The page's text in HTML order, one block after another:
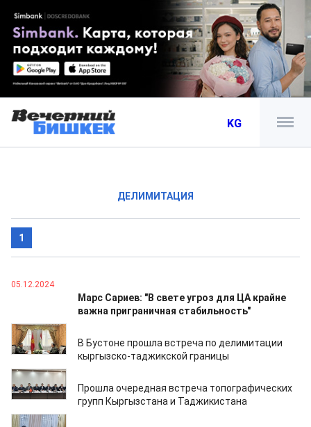
KG
ДЕЛИМИТАЦИЯ
1
05.12.2024
Марс Сариев: "В свете угроз для ЦА крайне
важна приграничная стабильность"
25.11.2024
В Бустоне прошла встреча по делимитации
кыргызско-таджикской границы
17.09.2024
Прошла очередная встреча топографических
групп Кыргызстана и Таджикистана
23.12.2023